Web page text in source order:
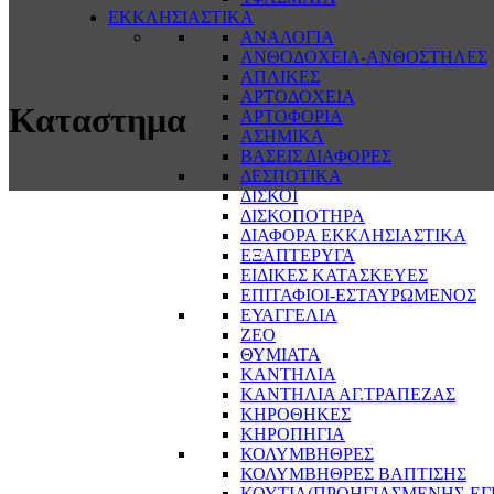
ΕΚΚΛΗΣΙΑΣΤΙΚΑ
ΑΝΑΛΟΓΙΑ
ΑΝΘΟΔΟΧΕΙΑ-ΑΝΘΟΣΤΗΛΕΣ
ΑΠΛΙΚΕΣ
ΑΡΤΟΔΟΧΕΙΑ
ΑΡΤΟΦΟΡΙΑ
ΑΣΗΜΙΚΑ
ΒΑΣΕΙΣ ΔΙΑΦΟΡΕΣ
ΔΕΣΠΟΤΙΚΑ
ΔΙΣΚΟΙ
ΔΙΣΚΟΠΟΤΗΡΑ
ΔΙΑΦΟΡΑ ΕΚΚΛΗΣΙΑΣΤΙΚΑ
ΕΞΑΠΤΕΡΥΓΑ
ΕΙΔΙΚΕΣ ΚΑΤΑΣΚΕΥΕΣ
ΕΠΙΤΑΦΙΟΙ-ΕΣΤΑΥΡΩΜΕΝΟΣ
ΕΥΑΓΓΕΛΙΑ
ΖΕΟ
ΘΥΜΙΑΤΑ
ΚΑΝΤΗΛΙΑ
ΚΑΝΤΗΛΙΑ ΑΓ.ΤΡΑΠΕΖΑΣ
ΚΗΡΟΘΗΚΕΣ
ΚΗΡΟΠΗΓΙΑ
ΚΟΛΥΜΒΗΘΡΕΣ
ΚΟΛΥΜΒΗΘΡΕΣ ΒΑΠΤΙΣΗΣ
Καταστημα